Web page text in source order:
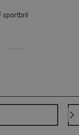
sportbril